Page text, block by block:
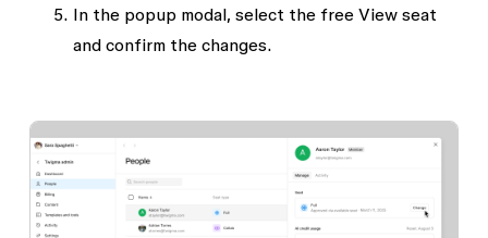
In the popup modal, select the free View seat
and confirm the changes.